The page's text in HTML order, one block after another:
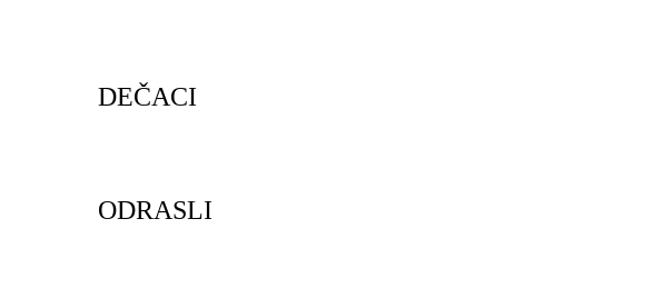
DEČACI
ODRASLI